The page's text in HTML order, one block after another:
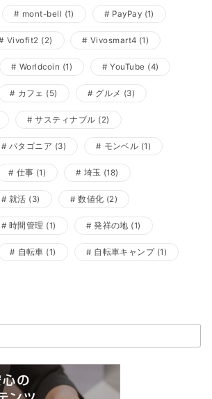
mont-bell (1) PayPay (1)
Vivofit2 (2) Vivosmart4 (1)
Worldcoin (1) YouTube (4)
カフェ (5) グルメ (3)
サスティナブル (2)
パタゴニア (3) モンベル (1)
仕事 (1) 埼玉 (18)
就活 (3) 数値化 (2)
時間管理 (1) 発祥の地 (1)
自転車 (1) 自転車キャンプ(1)